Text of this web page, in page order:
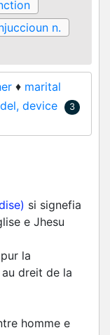
n.
♦ marital
device 3
si signefia
e Jhesu
la
dreit de la
homme e